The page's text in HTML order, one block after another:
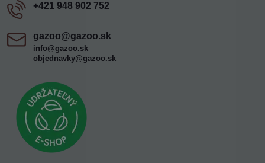
+421 948 902 752
gazoo​@gazoo​.sk
info@gazoo.sk
objednavky@gazoo.sk